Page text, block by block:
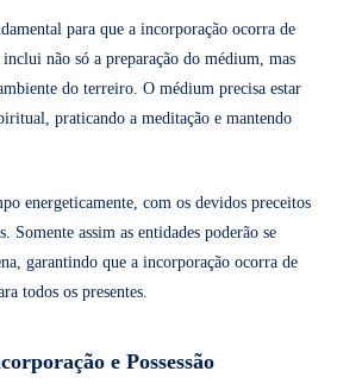
para que a incorporação ocorra de
não só a preparação do médium, mas
do terreiro. O médium precisa estar
praticando a meditação e mantendo
energeticamente, com os devidos preceitos
Somente assim as entidades poderão se
garantindo que a incorporação ocorra de
todos os presentes.
e Possessão